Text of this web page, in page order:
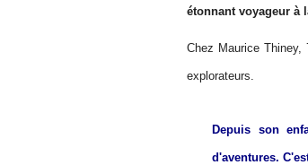
étonnant voyageur à
Chez Maurice
explorateurs.
Depuis son
d'aventures.